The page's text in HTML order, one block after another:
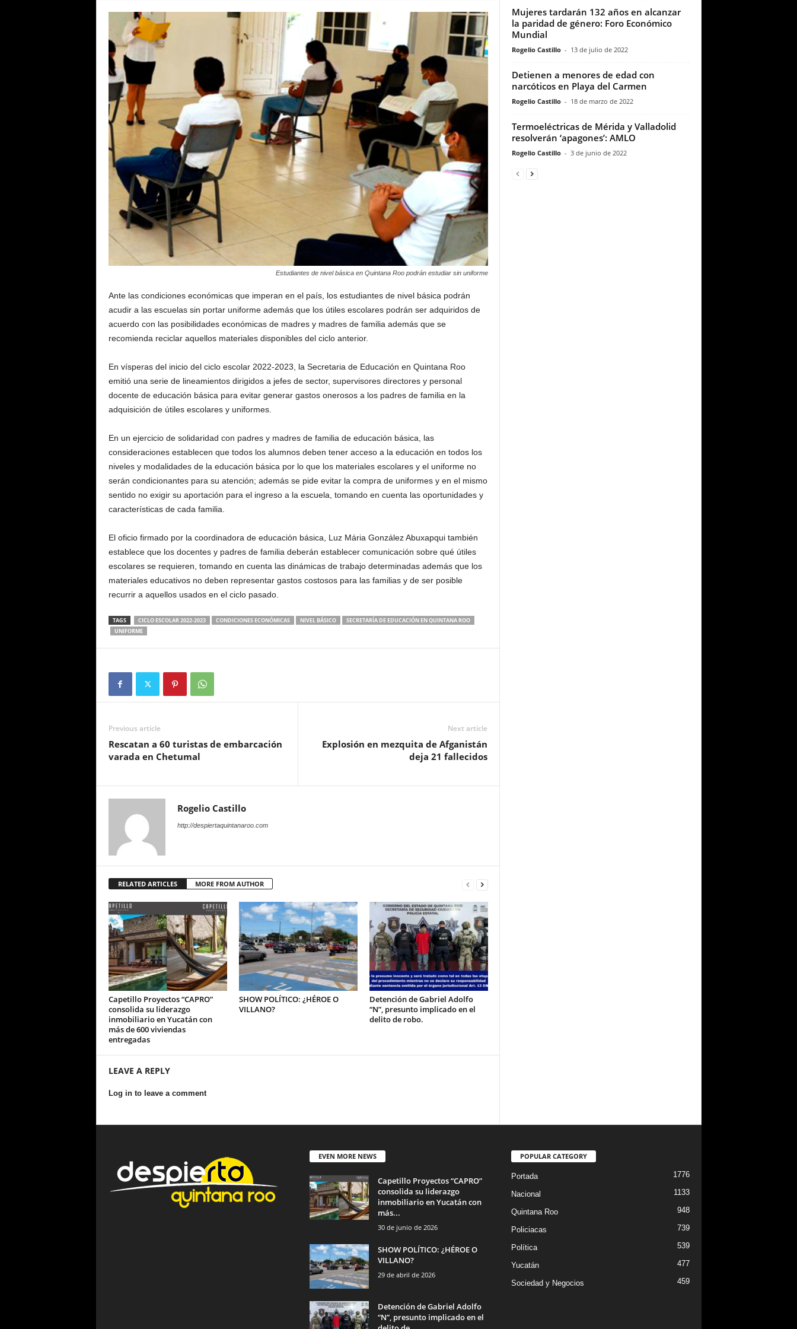
Estudiantes de nivel básica en Quintana Roo podrán estudiar sin uniforme
Ante las condiciones económicas que imperan en el país, los estudiantes de nivel básica podrán
acudir a las escuelas sin portar uniforme además que los útiles escolares podrán ser adquiridos de
acuerdo con las posibilidades económicas de madres y madres de familia además que se
recomienda reciclar aquellos materiales disponibles del ciclo anterior.
En vísperas del inicio del ciclo escolar 2022-2023, la Secretaria de Educación en Quintana Roo
emitió una serie de lineamientos dirigidos a jefes de sector, supervisores directores y personal
docente de educación básica para evitar generar gastos onerosos a los padres de familia en la
adquisición de útiles escolares y uniformes.
En un ejercicio de solidaridad con padres y madres de familia de educación básica, las
consideraciones establecen que todos los alumnos deben tener acceso a la educación en todos los
niveles y modalidades de la educación básica por lo que los materiales escolares y el uniforme no
serán condicionantes para su atención; además se pide evitar la compra de uniformes y en el mismo
sentido no exigir su aportación para el ingreso a la escuela, tomando en cuenta las oportunidades y
características de cada familia.
El oficio firmado por la coordinadora de educación básica, Luz Mária González Abuxapqui también
establece que los docentes y padres de familia deberán establecer comunicación sobre qué útiles
escolares se requieren, tomando en cuenta las dinámicas de trabajo determinadas además que los
materiales educativos no deben representar gastos costosos para las familias y de ser posible
recurrir a aquellos usados en el ciclo pasado.
TAGS CICLO ESCOLAR 2022-2023 CONDICIONES ECONÓMICAS NIVEL BÁSICO
SECRETARÍA DE EDUCACIÓN EN QUINTANA ROO
UNIFORME
Previous article
Rescatan a 60 turistas de embarcación
varada en Chetumal
Next article
Explosión en mezquita de Afganistán
deja 21 fallecidos
Rogelio Castillo
http://despiertaquintanaroo.com
RELATED ARTICLES MORE FROM AUTHOR
Capetillo Proyectos “CAPRO”
consolida su liderazgo
inmobiliario en Yucatán con
más de 600 viviendas
entregadas
SHOW POLÍTICO: ¿HÉROE O
VILLANO?
Detención de Gabriel Adolfo
“N”, presunto implicado en el
delito de robo.
LEAVE A REPLY
Log in to leave a comment
Mujeres tardarán 132 años en alcanzar
la paridad de género: Foro Económico
Mundial
Rogelio Castillo - 13 de julio de 2022
Detienen a menores de edad con
narcóticos en Playa del Carmen
Rogelio Castillo - 18 de marzo de 2022
Termoeléctricas de Mérida y Valladolid
resolverán ‘apagones’: AMLO
Rogelio Castillo - 3 de junio de 2022
EVEN MORE NEWS
Capetillo Proyectos “CAPRO”
consolida su liderazgo
inmobiliario en Yucatán con
más...
30 de junio de 2026
SHOW POLÍTICO: ¿HÉROE O
VILLANO?
29 de abril de 2026
Detención de Gabriel Adolfo
“N”, presunto implicado en el
POPULAR CATEGORY
Portada 1776
Nacional 1133
Quintana Roo 948
Policiacas 739
Política 539
Yucatán 477
Sociedad y Negocios 459